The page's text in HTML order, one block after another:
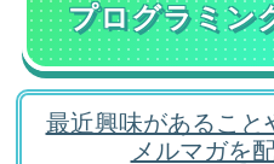
プログラミン
最近興味があること
メルマガを